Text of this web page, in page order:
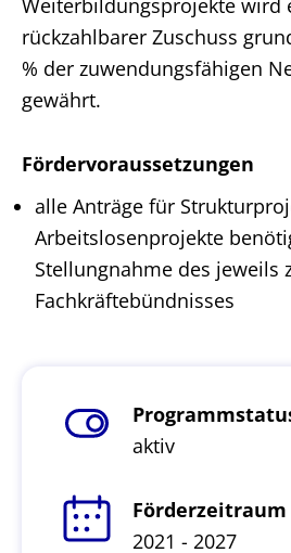
Weiterbildungsprojekte wird
rückzahlbarer Zuschuss
% der zuwendungsfähigen
gewährt.
Fördervoraussetzungen
alle Anträge für
Arbeitslosenprojekte
Stellungnahme des jeweils
Fachkräftebündnisses
aktiv
Förderzeitraum
2021 - 2027